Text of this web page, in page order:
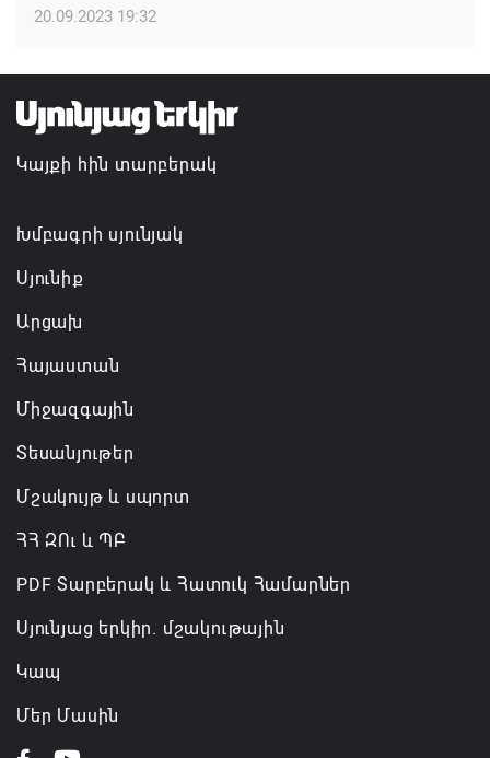
բնակավայրերում
Ռուսաստանի բանակը «Իսկանդերով» հարվածել է
ուկրաինական գնացքին
07.08.2026 14:32
20.09.2023 19:32
Կայքի հին տարբերակ
Խմբագրի սյունյակ
Սյունիք
Արցախ
Հայաստան
Միջազգային
Տեսանյութեր
Մշակույթ և սպորտ
ՀՀ ԶՈւ և ՊԲ
PDF Տարբերակ և Հատուկ Համարներ
Սյունյաց երկիր. մշակութային
Կապ
Մեր Մասին